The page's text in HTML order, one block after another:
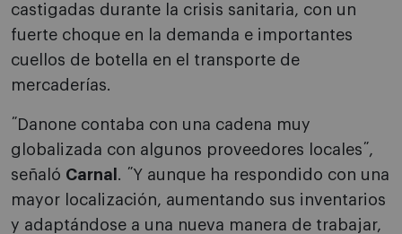
castigadas durante la crisis sanitaria, con un
fuerte choque en la demanda e importantes
cuellos de botella en el transporte de
mercaderías.
˝Danone contaba con una cadena muy
globalizada con algunos proveedores locales˝,
señaló Carnal . ˝Y aunque ha respondido con una
mayor localización, aumentando sus inventarios
y adaptándose a una nueva manera de trabajar,